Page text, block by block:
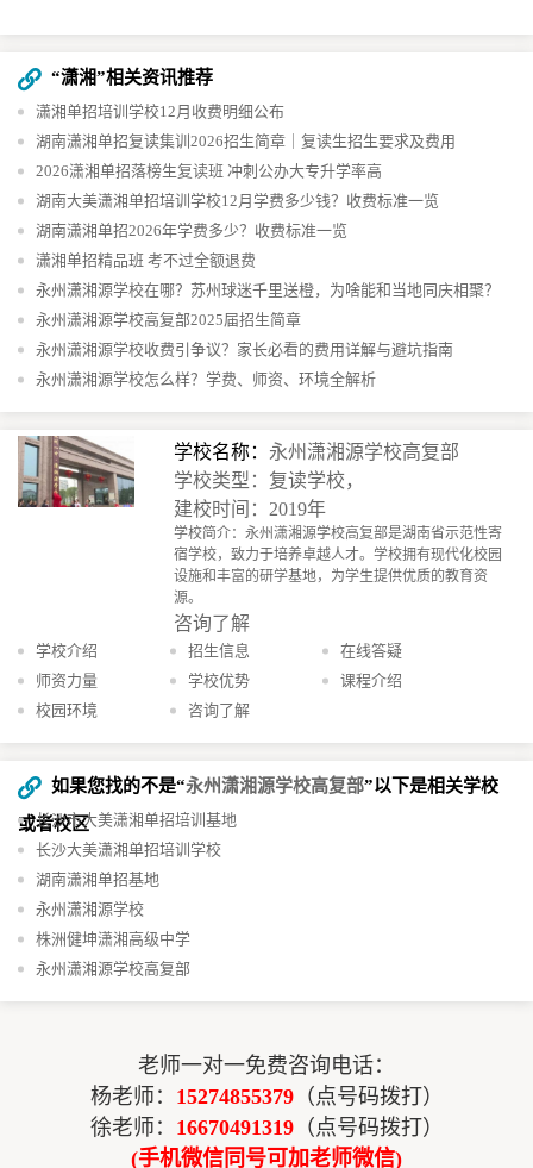
“潇湘”相关资讯推荐
潇湘单招培训学校12月收费明细公布
湖南潇湘单招复读集训2026招生简章｜复读生招生要求及费用
2026潇湘单招落榜生复读班 冲刺公办大专升学率高
湖南大美潇湘单招培训学校12月学费多少钱？收费标准一览
湖南潇湘单招2026年学费多少？收费标准一览
潇湘单招精品班 考不过全额退费
永州潇湘源学校在哪？苏州球迷千里送橙，为啥能和当地同庆相聚？
永州潇湘源学校高复部2025届招生简章
永州潇湘源学校收费引争议？家长必看的费用详解与避坑指南
永州潇湘源学校怎么样？学费、师资、环境全解析
学校名称： 永州潇湘源学校高复部
学校类型：复读学校，
建校时间：2019年
学校简介：永州潇湘源学校高复部是湖南省示范性寄
宿学校，致力于培养卓越人才。学校拥有现代化校园
设施和丰富的研学基地，为学生提供优质的教育资
源。
咨询了解
学校介绍 招生信息
在线答疑
师资力量
学校优势
课程介绍
校园环境
咨询了解
如果您找的不是“永州潇湘源学校高复部”以下是相关学校
或者校区
长沙市大美潇湘单招培训基地
长沙大美潇湘单招培训学校
湖南潇湘单招基地
永州潇湘源学校
株洲健坤潇湘高级中学
永州潇湘源学校高复部
老师一对一免费咨询电话：
杨老师： 15274855379（点号码拨打）
徐老师： 16670491319（点号码拨打）
(手机微信同号可加老师微信)